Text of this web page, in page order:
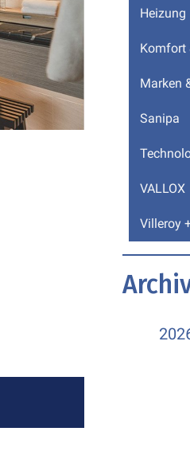
Heizung
Komfort
Marken
Sanipa
VALLOX
Villeroy